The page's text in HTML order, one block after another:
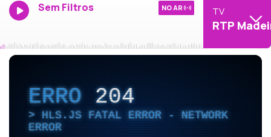
Sem Filtros NO AR TV
RTP
ERRO204
HLS.JS FATAL ERROR - NETWORK
ERROR